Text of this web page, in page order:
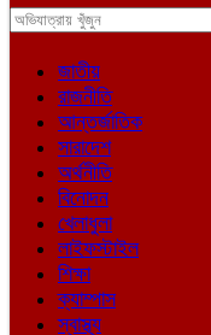
জাতীয়
রাজনীতি
আন্তর্জাতিক
সারাদেশ
অর্থনীতি
বিনোদন
খেলাধুলা
লাইফস্টাইল
শিক্ষা
ক্যাম্পাস
স্বাস্থ্য